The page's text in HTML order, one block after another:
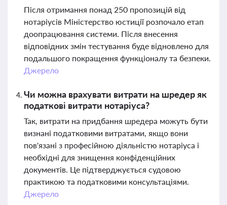
Після отримання понад 250 пропозицій від
нотаріусів Міністерство юстиції розпочало етап
доопрацювання системи. Після внесення
відповідних змін тестування буде відновлено для
подальшого покращення функціоналу та безпеки.
Джерело
Чи можна врахувати витрати на шредер як
податкові витрати нотаріуса?
Так, витрати на придбання шредера можуть бути
визнані податковими витратами, якщо вони
пов'язані з професійною діяльністю нотаріуса і
необхідні для знищення конфіденційних
документів. Це підтверджується судовою
практикою та податковими консультаціями.
Джерело